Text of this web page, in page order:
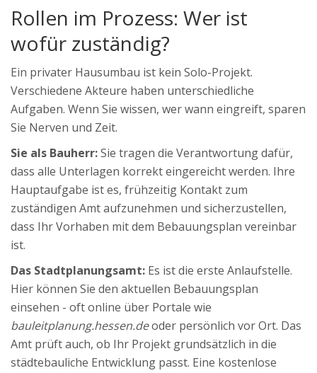
Rollen im Prozess: Wer ist
wofür zuständig?
Ein privater Hausumbau ist kein Solo-Projekt.
Verschiedene Akteure haben unterschiedliche
Aufgaben. Wenn Sie wissen, wer wann eingreift, sparen
Sie Nerven und Zeit.
Sie als Bauherr:Sie tragen die Verantwortung dafür,
dass alle Unterlagen korrekt eingereicht werden. Ihre
Hauptaufgabe ist es, frühzeitig Kontakt zum
zuständigen Amt aufzunehmen und sicherzustellen,
dass Ihr Vorhaben mit dem Bebauungsplan vereinbar
ist.
Das Stadtplanungsamt: Es ist die erste Anlaufstelle.
Hier können Sie den aktuellen Bebauungsplan
einsehen - oft online über Portale wie
bauleitplanung.hessen.deoder persönlich vor Ort. Das
Amt prüft auch, ob Ihr Projekt grundsätzlich in die
städtebauliche Entwicklung passt. Eine kostenlose